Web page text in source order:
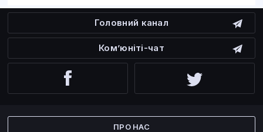
Головний канал
Ком’юніті-чат
ПРО НАС